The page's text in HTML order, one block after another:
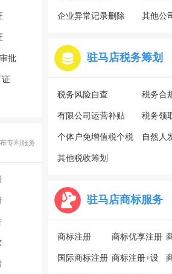
批
专利服务
企业异常记录删除 其他公
驻马店税务筹划
税务风险自查 税务合
有限公司运营补贴 税务领
个体户免增值税个税 自然人
其他税收筹划
驻马店商标服务
商标注册 商标优享注册
国际商标注册 商标注册+设